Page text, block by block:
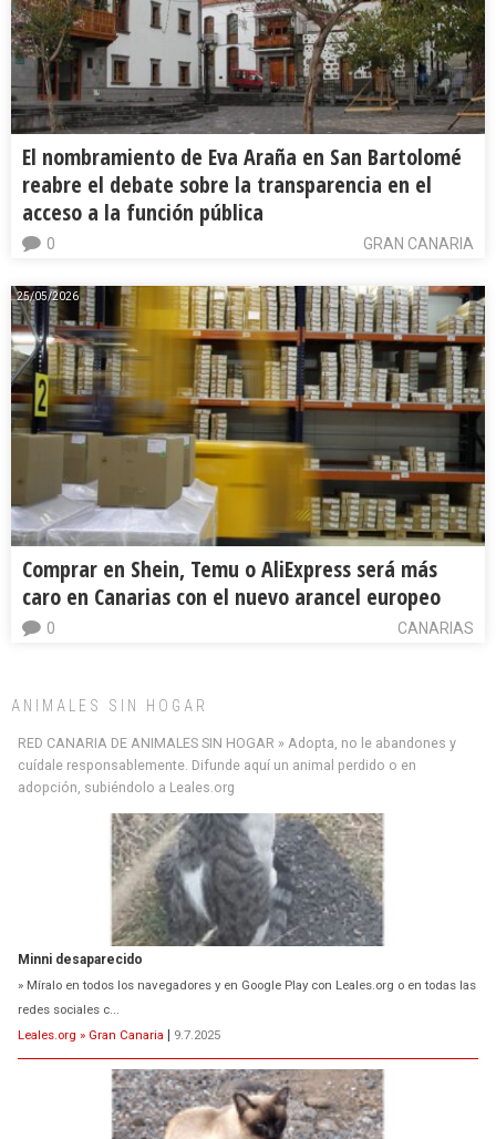
El nombramiento de Eva Araña en San Bartolomé
reabre el debate sobre la transparencia en el
acceso a la función pública
GRAN CANARIA
0
25/05/2026
Comprar en Shein, Temu o AliExpress será más
caro en Canarias con el nuevo arancel europeo
CANARIAS
0
ANIMALES SIN HOGAR
RED CANARIA DE ANIMALES SIN HOGAR » Adopta, no le abandones y
cuídale responsablemente. Difunde aquí un animal perdido o en
adopción, subiéndolo a Leales.org
» Míralo en todos los navegadores y en Google Play con Leales.org o en todas las
redes sociales c...
Siami Perdida
Se llama Siami,es hembra de 4 años,esterilizada con marca de
oreja,cariñosa,mimosa pero miedosa,e...
Leales.org » Gran Canaria | 9.7.2025